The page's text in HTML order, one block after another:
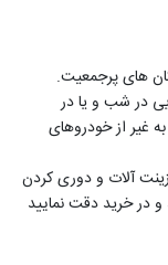
های پرجمعیت.
در شب و یا در
غیر از خودروهای
آلات و دوری کردن
در خرید دقت نمایید